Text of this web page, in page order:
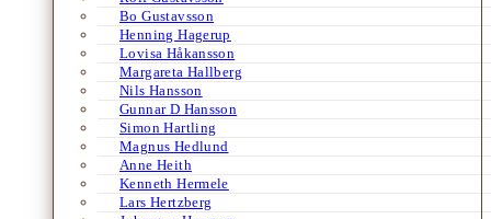
Bo Gustavsson
Henning Hagerup
Lovisa Håkansson
Margareta Hallberg
Nils Hansson
Gunnar D Hansson
Simon Hartling
Magnus Hedlund
Anne Heith
Kenneth Hermele
Lars Hertzberg